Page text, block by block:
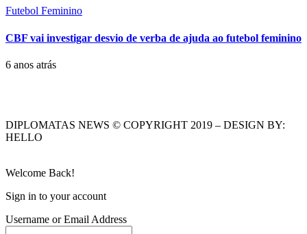
Futebol Feminino
CBF vai investigar desvio de verba de ajuda ao futebol feminino
6 anos atrás
DIPLOMATAS NEWS © COPYRIGHT 2019 – DESIGN BY:
HELLO
Welcome Back!
Sign in to your account
Username or Email Address